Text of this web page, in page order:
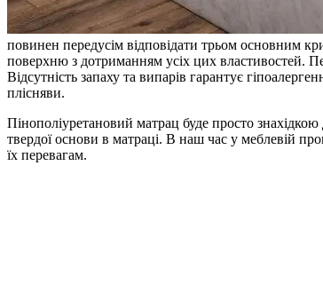
повинен передусім відповідати трьом основним
поверхню з дотриманням усіх цих властивостей.
Відсутність запаху та випарів гарантує
плісняви.
Пінополіуретановий матрац буде просто
твердої основи в матраці. В наш час у меблевій
їх перевагам.